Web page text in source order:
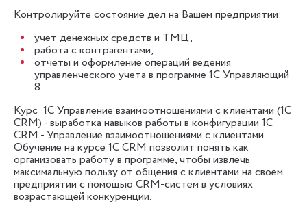
Контролируйте состояние дел на Вашем предприятии:
учет денежных средств и ТМЦ,
работа с контрагентами,
отчеты и оформление операций ведения
управленческого учета в программе 1С Управляющий
8.
Курс 1С Управление взаимоотношениями с клиентами (1С
CRM) - выработка навыков работы в конфигурации 1С
CRM - Управление взаимоотношениями с клиентами.
Обучение на курсе 1С CRM позволит понять как
организовать работу в программе, чтобы извлечь
максимальную пользу от общения с клиентами на своем
предприятии с помощью CRM-систем в условиях
возрастающей конкуренции.